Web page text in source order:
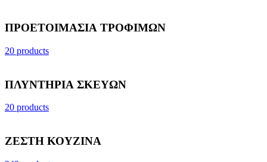
ΠΡΟΕΤΟΙΜΑΣΙΑ ΤΡΟΦΙΜΩΝ
20 products
ΠΛΥΝΤΗΡΙΑ ΣΚΕΥΩΝ
20 products
ΖΕΣΤΗ ΚΟΥΖΙΝΑ